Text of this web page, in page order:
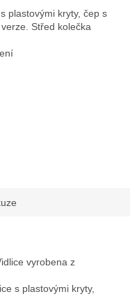
plastovými kryty, čep s
Střed kolečka
vyrobena z
s plastovými kryty,